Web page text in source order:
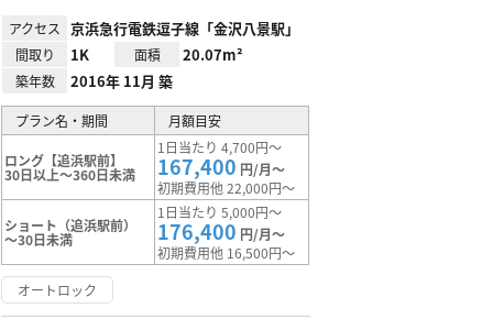
アクセス 京浜急行電鉄逗子線「金沢八景駅」
間取り 1K 面積 20.07m²
築年数 2016年 11月 築
プラン名・期間 月額目安
ロング【追浜駅前】
30日以上～360日未満
1日当たり 4,700円～
167,400 円/月～
初期費用他 22,000円～
ショート（追浜駅前）
～30日未満
1日当たり 5,000円～
176,400 円/月～
初期費用他 16,500円～
オートロック